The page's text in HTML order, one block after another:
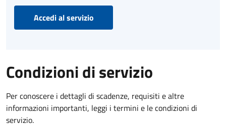
Accedi al servizio
Condizioni di servizio
Per conoscere i dettagli di scadenze, requisiti e altre
informazioni importanti, leggi i termini e le condizioni di
servizio.